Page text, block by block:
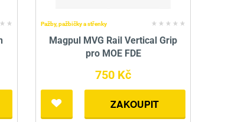
Pažby, pažbičky a střenky
Magpul MVG Rail Vertical Grip
pro MOE FDE
750 Kč
ZAKOUPIT